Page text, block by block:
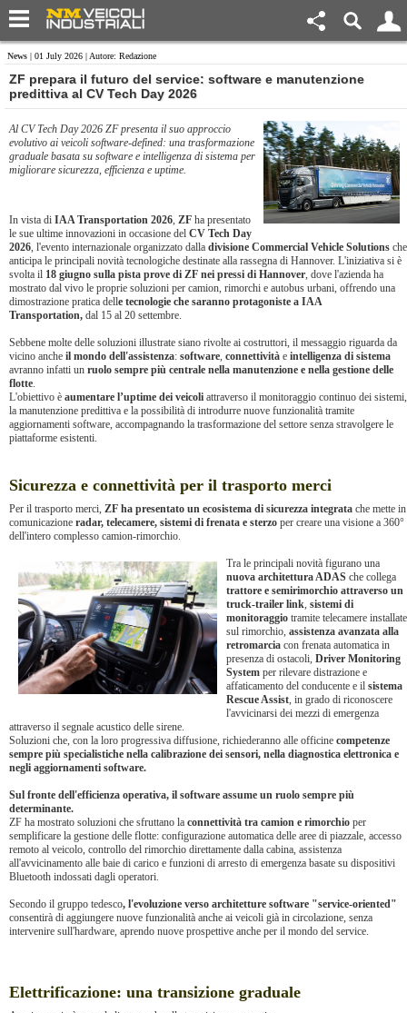
News | 01 July 2026 | Autore: Redazione
ZF prepara il futuro del service: software e manutenzione
predittiva al CV Tech Day 2026
Al CV Tech Day 2026 ZF presenta il suo approccio
evolutivo ai veicoli software-defined: una trasformazione
graduale basata su software e intelligenza di sistema per
migliorare sicurezza, efficienza e uptime.
In vista di IAA Transportation 2026, ZF ha presentato
le sue ultime innovazioni in occasione del CV Tech Day
2026, l'evento internazionale organizzato dalla divisione Commercial Vehicle Solutions che
anticipa le principali novità tecnologiche destinate alla rassegna di Hannover. L'iniziativa si è
svolta il 18 giugno sulla pista prove di ZF nei pressi di Hannover, dove l'azienda ha
mostrato dal vivo le proprie soluzioni per camion, rimorchi e autobus urbani, offrendo una
dimostrazione pratica delle tecnologie che saranno protagoniste a IAA
Transportation, dal 15 al 20 settembre.
Sebbene molte delle soluzioni illustrate siano rivolte ai costruttori, il messaggio riguarda da
vicino anche il mondo dell'assistenza: software, connettività e intelligenza di sistema
avranno infatti un ruolo sempre più centrale nella manutenzione e nella gestione delle
flotte.
L'obiettivo è aumentare l’uptime dei veicoli attraverso il monitoraggio continuo dei sistemi,
la manutenzione predittiva e la possibilità di introdurre nuove funzionalità tramite
aggiornamenti software, accompagnando la trasformazione del settore senza stravolgere le
piattaforme esistenti.
Sicurezza e connettività per il trasporto merci
Per il trasporto merci, ZF ha presentato un ecosistema di sicurezza integrata che mette in
comunicazione radar, telecamere, sistemi di frenata e sterzo per creare una visione a 360°
dell'intero complesso camion-rimorchio.
Tra le principali novità figurano una
nuova architettura ADAS che collega
trattore e semirimorchio attraverso un
truck-trailer link, sistemi di
monitoraggio tramite telecamere installate
sul rimorchio, assistenza avanzata alla
retromarcia con frenata automatica in
presenza di ostacoli, Driver Monitoring
System per rilevare distrazione e
affaticamento del conducente e il sistema
Rescue Assist, in grado di riconoscere
l'avvicinarsi dei mezzi di emergenza
attraverso il segnale acustico delle sirene.
Soluzioni che, con la loro progressiva diffusione, richiederanno alle officine competenze
sempre più specialistiche nella calibrazione dei sensori, nella diagnostica elettronica e
negli aggiornamenti software.
Sul fronte dell'efficienza operativa, il software assume un ruolo sempre più
determinante.
ZF ha mostrato soluzioni che sfruttano la connettività tra camion e rimorchio per
semplificare la gestione delle flotte: configurazione automatica delle aree di piazzale, accesso
remoto al veicolo, controllo del rimorchio direttamente dalla cabina, assistenza
all'avvicinamento alle baie di carico e funzioni di arresto di emergenza basate su dispositivi
Bluetooth indossati dagli operatori.
Secondo il gruppo tedesco, l'evoluzione verso architetture software "service-oriented"
consentirà di aggiungere nuove funzionalità anche ai veicoli già in circolazione, senza
intervenire sull'hardware, aprendo nuove prospettive anche per il mondo del service.
Elettrificazione: una transizione graduale